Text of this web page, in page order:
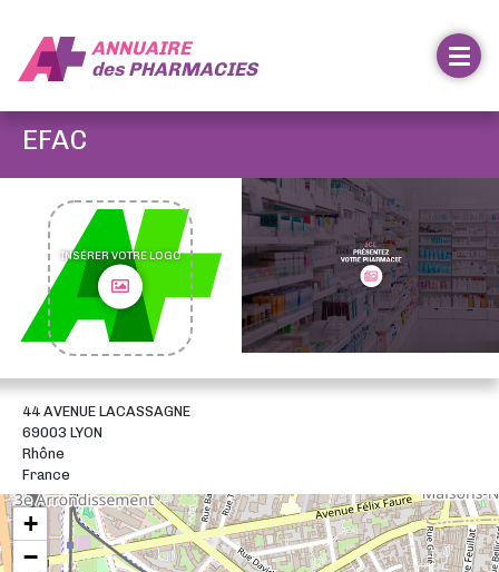
ANNUAIRE
desPHARMACIES
EFAC
INSÉRER VOTRE LOGO
44 AVENUE LACASSAGNE
69003 LYON
Rhône
France
+
−